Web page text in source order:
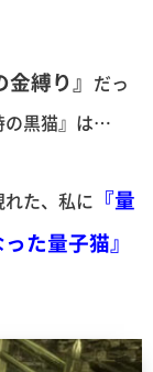
金縛り』 だっ
の黒猫』は…
た、私に 『量
た量子猫』